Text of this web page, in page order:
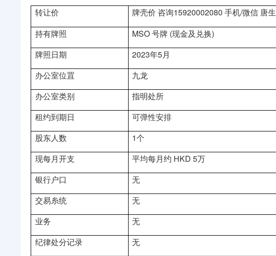
转让价 牌壳价 咨询15920002080 手机/微信 唐生
持有牌照
MSO 号牌 (现金及兑换)
牌照日期
2023年5月
办公室位罝
九龙
办公室类别
指明处所
租约到期日
可弹性安排
股东人数
1个
现每月开支
平均每月约 HKD 5万
银行户口
无
交易糸统
无
业务
无
纪律处分记录
无